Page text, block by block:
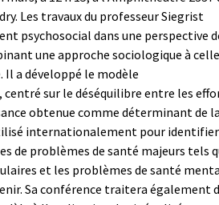
Les travaux du professeur Siegrist
psychosocial dans une perspective
une approche sociologique à celle
Il a développé le modèle
sur le déséquilibre entre les
obtenue comme déterminant de
internationalement pour identifier
de problèmes de santé majeurs tels
et les problèmes de santé
Sa conférence traitera également